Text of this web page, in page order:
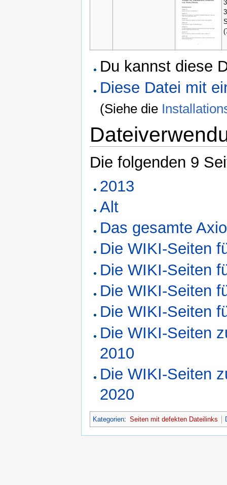
3
Du kannst diese
Diese Datei mit
(Siehe die
Die folgenden 9
2013
Alt
Das gesamte
Die WIKI-Seiten
Die WIKI-Seiten
Die WIKI-Seiten
Die WIKI-Seiten
Die WIKI-Seiten
2010
Die WIKI-Seiten
2020
Kategorien: Seiten mit defekten Dateilinks